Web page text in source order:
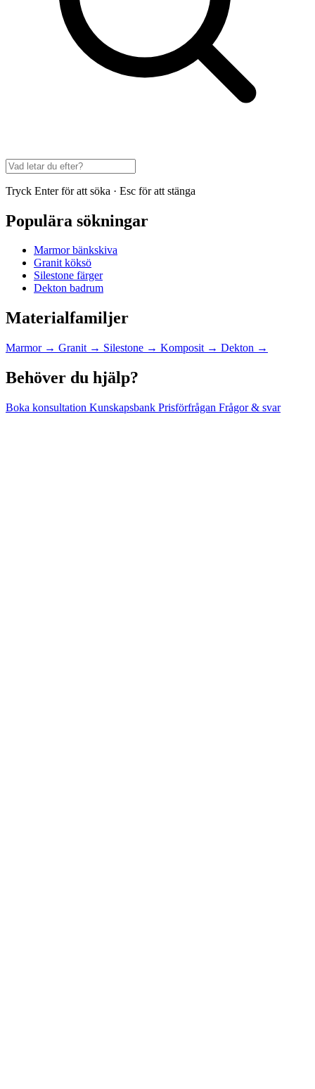
Tryck Enter för att söka · Esc för att stänga
Populära sökningar
Marmor bänkskiva
Granit köksö
Silestone färger
Dekton badrum
Materialfamiljer
Marmor → Granit → Silestone → Komposit → Dekton →
Behöver du hjälp?
Boka konsultation Kunskapsbank Prisförfrågan Frågor & svar